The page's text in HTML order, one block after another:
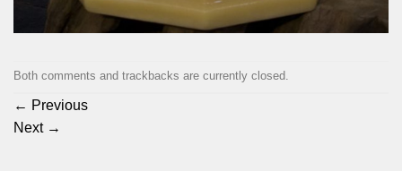
Both comments and trackbacks are currently closed.
← Previous
Next →